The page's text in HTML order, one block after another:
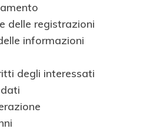
delle registrazioni
informazioni
degli interessati